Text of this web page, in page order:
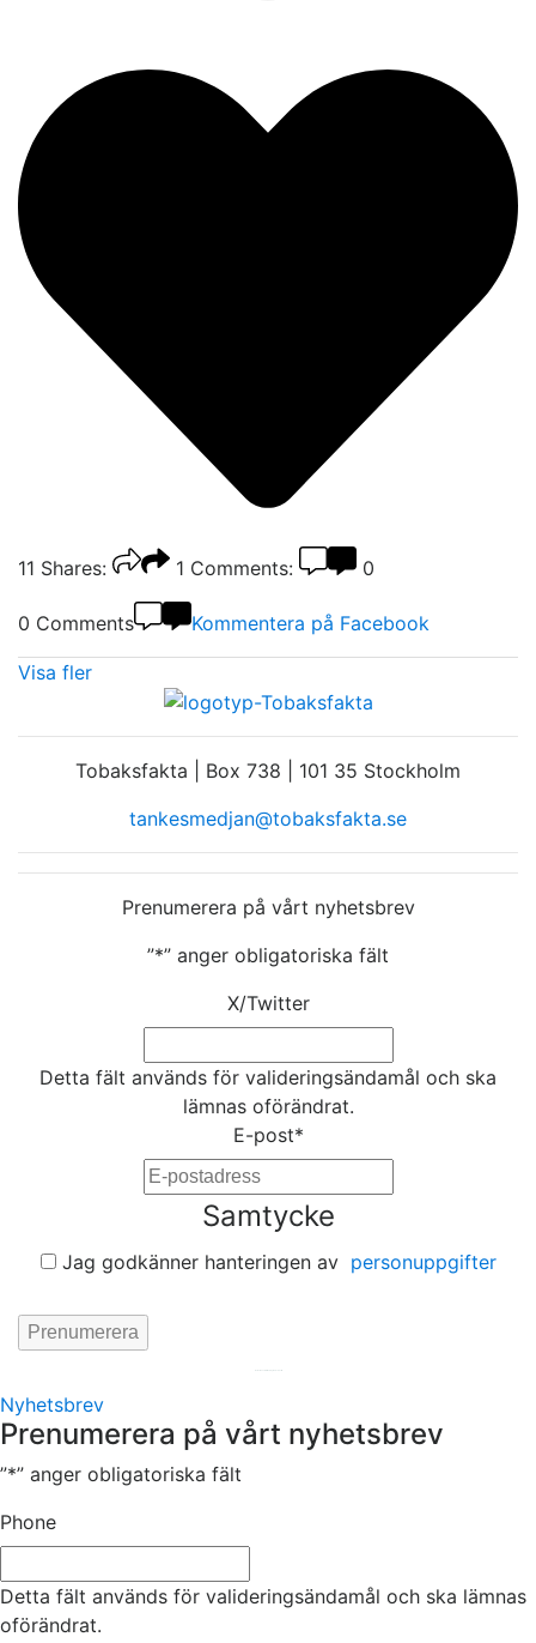
11 Shares: 1 Comments: 0
0 Comments Kommentera på Facebook
Visa fler
Tobaksfakta | Box 738 | 101 35 Stockholm
tankesmedjan@tobaksfakta.se
Prenumerera på vårt nyhetsbrev
”*” anger obligatoriska fält
X/Twitter
Detta fält används för valideringsändamål och ska
lämnas oförändrat.
E-post*
Samtycke
Jag godkänner hanteringen av personuppgifter
Nyhetsbrev
Prenumerera på vårt nyhetsbrev
”*” anger obligatoriska fält
Phone
Detta fält används för valideringsändamål och ska lämnas
oförändrat.